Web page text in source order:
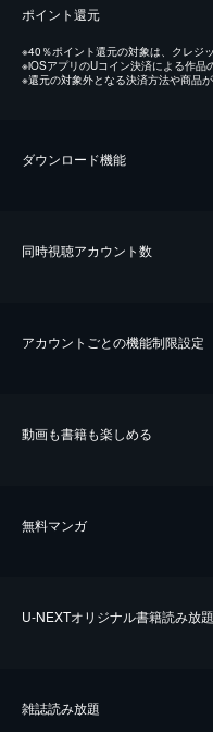
ポイント還元
※40％ポイント還元の対象は、クレジ
※iOSアプリのUコイン決済による作品
※還元の対象外となる決済方法や商品
ダウンロード機能
同時視聴アカウント数
アカウントごとの機能制限設定
動画も書籍も楽しめる
無料マンガ
U-NEXTオリジナル書籍読み放題
雑誌読み放題